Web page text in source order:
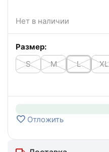
Нет в наличии
Размер:
S
M L XL
Отложить